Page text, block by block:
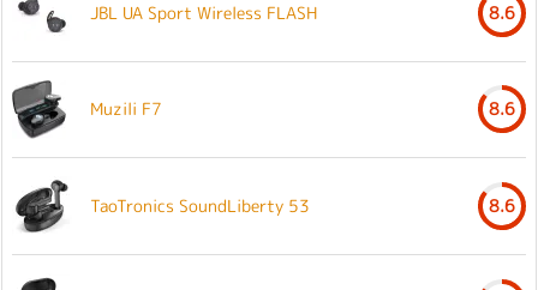
JBL UA Sport Wireless FLASH 8.6
Muzili F7 8.6
TaoTronics SoundLiberty 53 8.6